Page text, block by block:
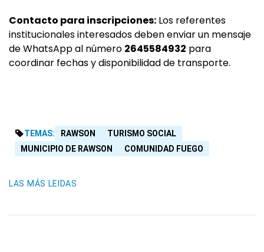
Contacto para inscripciones: Los referentes
institucionales interesados deben enviar un mensaje
de WhatsApp al número 2645584932 para
coordinar fechas y disponibilidad de transporte.
TEMAS: RAWSON
TURISMO SOCIAL
MUNICIPIO DE RAWSON
COMUNIDAD FUEGO
LAS MÁS LEIDAS